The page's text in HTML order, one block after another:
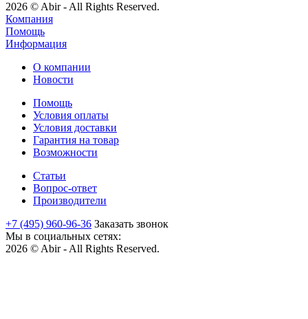
2026 © Abir - All Rights Reserved.
Компания
Помощь
Информация
О компании
Новости
Помощь
Условия оплаты
Условия доставки
Гарантия на товар
Возможности
Статьи
Вопрос-ответ
Производители
+7 (495) 960-96-36 Заказать звонок
Мы в социальных сетях:
2026 © Abir - All Rights Reserved.